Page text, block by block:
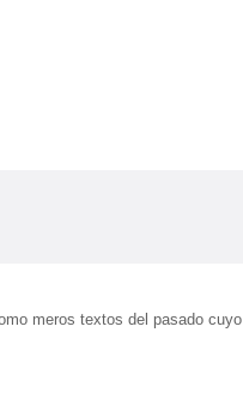
meros textos del pasado cuyo